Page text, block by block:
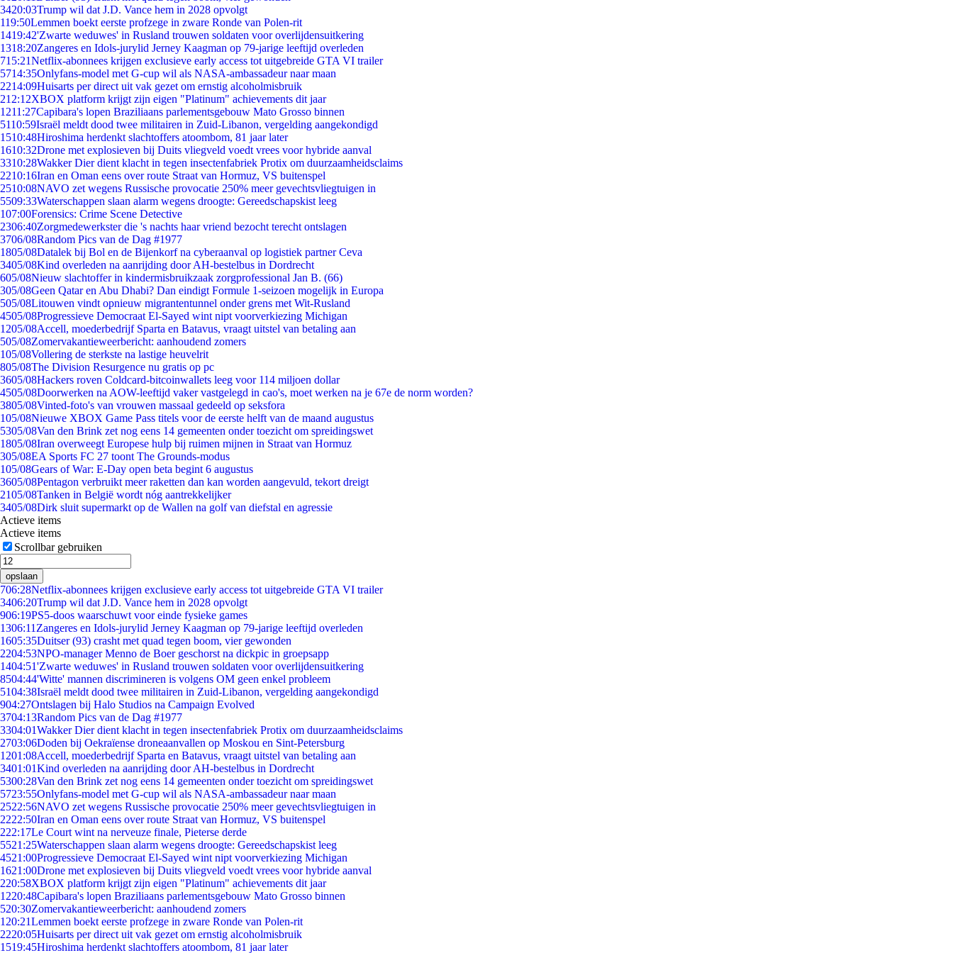
3420:03Trump wil dat J.D. Vance hem in 2028 opvolgt
119:50Lemmen boekt eerste profzege in zware Ronde van Polen-rit
1419:42'Zwarte weduwes' in Rusland trouwen soldaten voor overlijdensuitkering
1318:20Zangeres en Idols-jurylid Jerney Kaagman op 79-jarige leeftijd overleden
715:21Netflix-abonnees krijgen exclusieve early access tot uitgebreide GTA VI trailer
5714:35Onlyfans-model met G-cup wil als NASA-ambassadeur naar maan
2214:09Huisarts per direct uit vak gezet om ernstig alcoholmisbruik
212:12XBOX platform krijgt zijn eigen "Platinum" achievements dit jaar
1211:27Capibara's lopen Braziliaans parlementsgebouw Mato Grosso binnen
5110:59Israël meldt dood twee militairen in Zuid-Libanon, vergelding aangekondigd
1510:48Hiroshima herdenkt slachtoffers atoombom, 81 jaar later
1610:32Drone met explosieven bij Duits vliegveld voedt vrees voor hybride aanval
3310:28Wakker Dier dient klacht in tegen insectenfabriek Protix om duurzaamheidsclaims
2210:16Iran en Oman eens over route Straat van Hormuz, VS buitenspel
2510:08NAVO zet wegens Russische provocatie 250% meer gevechtsvliegtuigen in
5509:33Waterschappen slaan alarm wegens droogte: Gereedschapskist leeg
107:00Forensics: Crime Scene Detective
2306:40Zorgmedewerkster die 's nachts haar vriend bezocht terecht ontslagen
3706/08Random Pics van de Dag #1977
1805/08Datalek bij Bol en de Bijenkorf na cyberaanval op logistiek partner Ceva
3405/08Kind overleden na aanrijding door AH-bestelbus in Dordrecht
605/08Nieuw slachtoffer in kindermisbruikzaak zorgprofessional Jan B. (66)
305/08Geen Qatar en Abu Dhabi? Dan eindigt Formule 1-seizoen mogelijk in Europa
505/08Litouwen vindt opnieuw migrantentunnel onder grens met Wit-Rusland
4505/08Progressieve Democraat El-Sayed wint nipt voorverkiezing Michigan
1205/08Accell, moederbedrijf Sparta en Batavus, vraagt uitstel van betaling aan
505/08Zomervakantieweerbericht: aanhoudend zomers
105/08Vollering de sterkste na lastige heuvelrit
805/08The Division Resurgence nu gratis op pc
3605/08Hackers roven Coldcard-bitcoinwallets leeg voor 114 miljoen dollar
4505/08Doorwerken na AOW-leeftijd vaker vastgelegd in cao's, moet werken na je 67e de norm worden?
3805/08Vinted-foto's van vrouwen massaal gedeeld op seksfora
105/08Nieuwe XBOX Game Pass titels voor de eerste helft van de maand augustus
5305/08Van den Brink zet nog eens 14 gemeenten onder toezicht om spreidingswet
1805/08Iran overweegt Europese hulp bij ruimen mijnen in Straat van Hormuz
305/08EA Sports FC 27 toont The Grounds-modus
105/08Gears of War: E-Day open beta begint 6 augustus
3605/08Pentagon verbruikt meer raketten dan kan worden aangevuld, tekort dreigt
2105/08Tanken in België wordt nóg aantrekkelijker
3405/08Dirk sluit supermarkt op de Wallen na golf van diefstal en agressie
Actieve items
Actieve items
Scrollbar gebruiken
opslaan
706:28Netflix-abonnees krijgen exclusieve early access tot uitgebreide GTA VI trailer
3406:20Trump wil dat J.D. Vance hem in 2028 opvolgt
906:19PS5-doos waarschuwt voor einde fysieke games
1306:11 Zangeres en Idols-jurylid Jerney Kaagman op 79-jarige leeftijd overleden
1605:35Duitser (93) crasht met quad tegen boom, vier gewonden
2204:53NPO-manager Menno de Boer geschorst na dickpic in groepsapp
1404:51'Zwarte weduwes' in Rusland trouwen soldaten voor overlijdensuitkering
8504:44'Witte' mannen discrimineren is volgens OM geen enkel probleem
5104:38Israël meldt dood twee militairen in Zuid-Libanon, vergelding aangekondigd
904:27Ontslagen bij Halo Studios na Campaign Evolved
3704:13Random Pics van de Dag #1977
3304:01Wakker Dier dient klacht in tegen insectenfabriek Protix om duurzaamheidsclaims
2703:06Doden bij Oekraïense droneaanvallen op Moskou en Sint-Petersburg
1201:08Accell, moederbedrijf Sparta en Batavus, vraagt uitstel van betaling aan
3401:01Kind overleden na aanrijding door AH-bestelbus in Dordrecht
5300:28Van den Brink zet nog eens 14 gemeenten onder toezicht om spreidingswet
5723:55Onlyfans-model met G-cup wil als NASA-ambassadeur naar maan
2522:56NAVO zet wegens Russische provocatie 250% meer gevechtsvliegtuigen in
2222:50Iran en Oman eens over route Straat van Hormuz, VS buitenspel
222:17Le Court wint na nerveuze finale, Pieterse derde
5521:25Waterschappen slaan alarm wegens droogte: Gereedschapskist leeg
4521:00Progressieve Democraat El-Sayed wint nipt voorverkiezing Michigan
1621:00Drone met explosieven bij Duits vliegveld voedt vrees voor hybride aanval
220:58XBOX platform krijgt zijn eigen "Platinum" achievements dit jaar
1220:48Capibara's lopen Braziliaans parlementsgebouw Mato Grosso binnen
520:30Zomervakantieweerbericht: aanhoudend zomers
1 20:21Lemmen boekt eerste profzege in zware Ronde van Polen-rit
2220:05Huisarts per direct uit vak gezet om ernstig alcoholmisbruik
1519:45Hiroshima herdenkt slachtoffers atoombom, 81 jaar later